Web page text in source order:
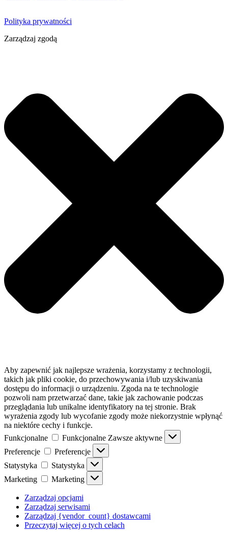
Polityka prywatności
Zarządzaj zgodą
Aby zapewnić jak najlepsze wrażenia, korzystamy z technologii,
takich jak pliki cookie, do przechowywania i/lub uzyskiwania
dostępu do informacji o urządzeniu. Zgoda na te technologie
pozwoli nam przetwarzać dane, takie jak zachowanie podczas
przeglądania lub unikalne identyfikatory na tej stronie. Brak
wyrażenia zgody lub wycofanie zgody może niekorzystnie wpłynąć
na niektóre cechy i funkcje.
Funkcjonalne
Funkcjonalne Zawsze aktywne
Preferencje
Preferencje
Statystyka
Statystyka
Marketing
Marketing
Zarządzaj opcjami
Zarządzaj serwisami
Zarządzaj {vendor_count} dostawcami
Przeczytaj więcej o tych celach